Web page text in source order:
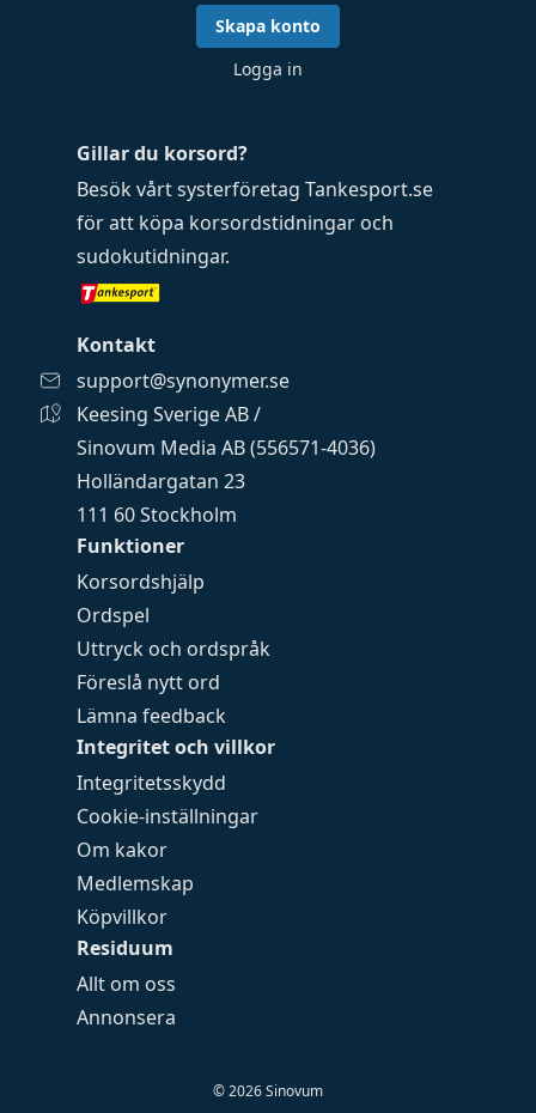
Funktioner
Korsordshjälp
Ordspel
Uttryck och ordspråk
Föreslå nytt ord
Lämna feedback
Integritet och villkor
Integritetsskydd
Cookie-inställningar
Om kakor
Medlemskap
Köpvillkor
Residuum
Allt om oss
Annonsera
Gillar du korsord?
Besök vårt systerföretag Tankesport.se
för att köpa korsordstidningar och
sudokutidningar.
Kontakt
support@synonymer.se
Keesing Sverige AB /
Sinovum Media AB (556571-4036)
Holländargatan 23
111 60 Stockholm
Skapa konto
Logga in
©2026Sinovum